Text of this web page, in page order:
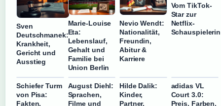
Sven
Deutschmanek:
Krankheit,
Gericht und
Ausstieg
Marie-Louise
Eta:
Lebenslauf,
Gehalt und
Familie bei
Union Berlin
Nevio Wendt:
Nationalität,
Freundin,
Abitur &
Karriere
Vom TikTok-
Star zur
Netflix-
Schauspielerin
Schiefer Turm
von Pisa:
Fakten,
August Diehl:
Sprachen,
Filme und
Hilde Dalik:
Kinder,
Partner,
adidas VL
Court 3.0:
Preis, Farben,